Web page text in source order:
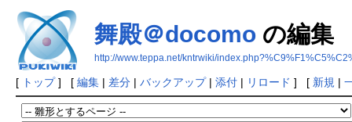
舞殿＠docomoの編集
http://www.teppa.net/kntrwiki/
[ トップ] [ 編集| 差分| バックアップ| 添付| リロード ] [ 新規 |